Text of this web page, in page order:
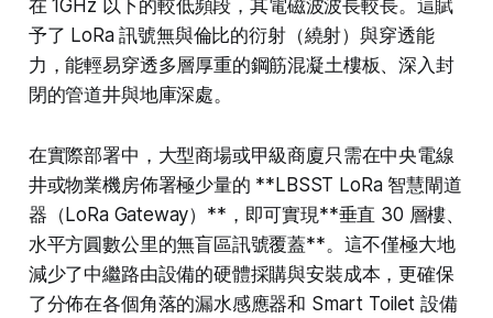
在 1GHz 以下的較低頻段，其電磁波波長較長。這賦
予了 LoRa 訊號無與倫比的衍射（繞射）與穿透能
力，能輕易穿透多層厚重的鋼筋混凝土樓板、深入封
閉的管道井與地庫深處。
在實際部署中，大型商場或甲級商廈只需在中央電線
井或物業機房佈署極少量的 **LBSST LoRa 智慧閘道
器（LoRa Gateway）**，即可實現**垂直 30 層樓、
水平方圓數公里的無盲區訊號覆蓋**。這不僅極大地
減少了中繼路由設備的硬體採購與安裝成本，更確保
了分佈在各個角落的漏水感應器和 Smart Toilet 設備